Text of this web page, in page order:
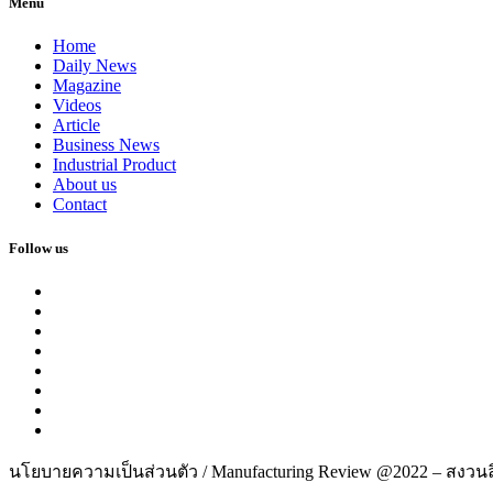
Home
Daily News
Magazine
Videos
Article
Business News
Industrial Product
About us
Contact
Follow us
นโยบายความเป็นส่วนตัว / Manufacturing Review @2022 – สงว